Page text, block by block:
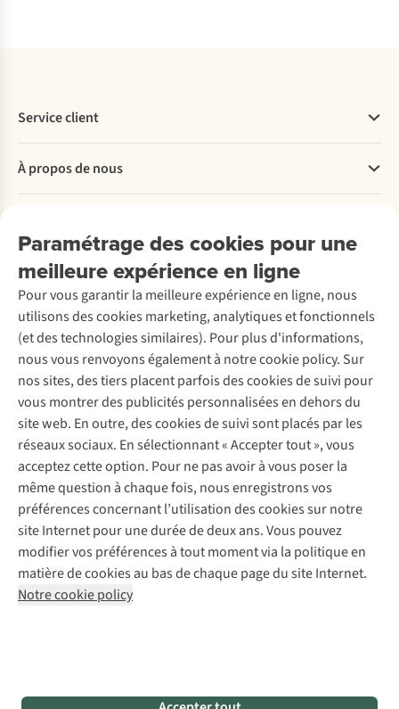
Paramétrage des cookies pour une
meilleure expérience en ligne
Pour vous garantir la meilleure expérience en ligne, nous
utilisons des cookies marketing, analytiques et fonctionnels
(et des technologies similaires). Pour plus d'informations,
nous vous renvoyons également à notre cookie policy. Sur
nos sites, des tiers placent parfois des cookies de suivi pour
vous montrer des publicités personnalisées en dehors du
site web. En outre, des cookies de suivi sont placés par les
réseaux sociaux. En sélectionnant « Accepter tout », vous
acceptez cette option. Pour ne pas avoir à vous poser la
même question à chaque fois, nous enregistrons vos
préférences concernant l’utilisation des cookies sur notre
site Internet pour une durée de deux ans. Vous pouvez
modifier vos préférences à tout moment via la politique en
matière de cookies au bas de chaque page du site Internet.
Notre cookie policy
Service client
Commander
Payer
Retourner
Rétractation d'une commande
Entretien & réparations
Garantie
Contactez-nous
À propos de nous
Entreprise responsable
À propos d’Ayacucho
Nos magasins
À propos d’A.S.Adventure
Déclaration d'accessibilité
Location / Location sports d’hiver
Seconde-main
Entretien de ski
Service de lavage
Entretien de chaussures
Réparation de chaussures
Réparation de vêtements
Retouches
Pour les entreprises
Découvrez
A.S.Magazine
Explore Camp
Expertise & conseils
Abonnez-vous à la newsletter
Suivez-nous
Mentions légales
Politique de confidentialité
Conditions générales
Cookie Policy